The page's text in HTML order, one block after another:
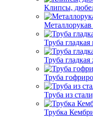
Клипсы,
Металлорукав
Труба
Труба
Труба
Труба из
Трубка